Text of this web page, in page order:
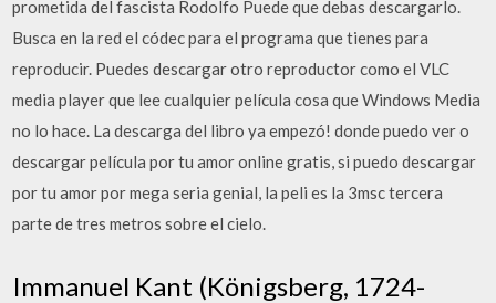
prometida del fascista Rodolfo Puede que debas descargarlo.
Busca en la red el códec para el programa que tienes para
reproducir. Puedes descargar otro reproductor como el VLC
media player que lee cualquier película cosa que Windows Media
no lo hace. La descarga del libro ya empezó! donde puedo ver o
descargar película por tu amor online gratis, si puedo descargar
por tu amor por mega seria genial, la peli es la 3msc tercera
parte de tres metros sobre el cielo.
Immanuel Kant (Königsberg, 1724-